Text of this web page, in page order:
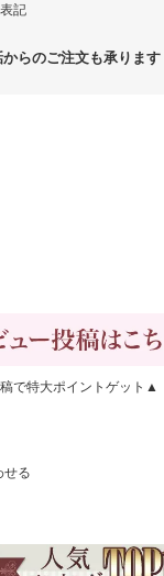
記
らのご注文も承ります
で特大ポイントゲット▲
せる